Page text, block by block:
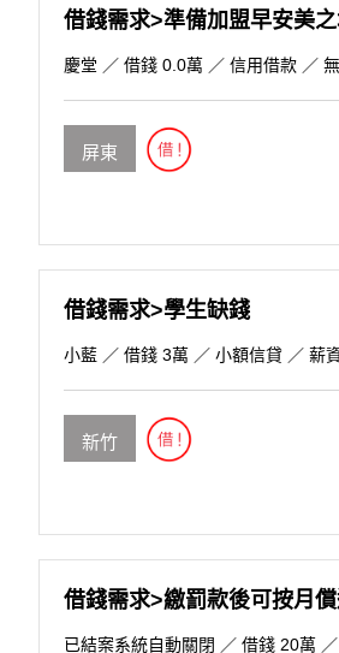
慶堂 ／ 借錢 0.0萬 ／ 信用借款 ／
屏東
借錢需求>學生缺錢
小藍 ／ 借錢 3萬 ／ 小額信貸 ／ 薪
新竹
借錢需求>繳罰款後可按月
已結案系統自動關閉 ／ 借錢 20萬